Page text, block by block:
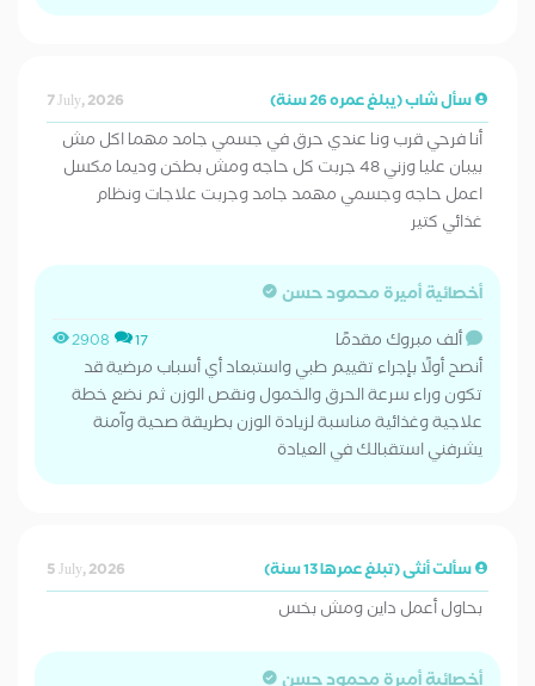
سأل شاب (يبلغ عمره 26 سنة) 7 July, 2026
أنا فرحي قرب ونا عندي حرق في جسمي جامد مهما اكل مش
بيبان عليا وزني 48 جربت كل حاجه ومش بطخن وديما مكسل
اعمل حاجه وجسمي مهمد جامد وجربت علاجات ونظام
غذائي كتير
أخصائية أميرة محمود حسن
2908 17
ألف مبروك مقدمًا
أنصح أولًا بإجراء تقييم طبي واستبعاد أي أسباب مرضية قد
تكون وراء سرعة الحرق والخمول ونقص الوزن ثم نضع خطة
علاجية وغذائية مناسبة لزيادة الوزن بطريقة صحية وآمنة
يشرفني استقبالك في العيادة
سألت أنثى (تبلغ عمرها 13 سنة) 5 July, 2026
بحاول أعمل داين ومش بخس